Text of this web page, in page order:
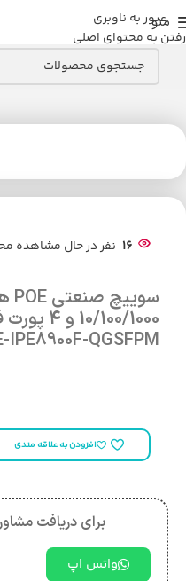
عبور به ناوبری
رفتن به محتوای اصلی
منو
16 نفر در حال مشاهده
IPE8900F-QGSFPM
افزودن به علاقه مندی
برای دریافت
واتس اپ